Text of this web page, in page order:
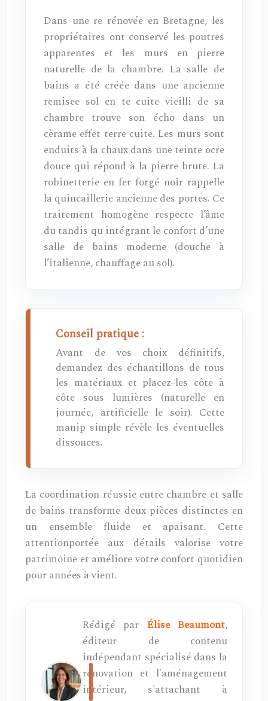
Dans une re rénovée en Bretagne, les
propriétaires ont conservé les poutres
apparentes et les murs en pierre
naturelle de la chambre. La salle de
bains a été créée dans une ancienne
remisee sol en te cuite vieilli de sa
chambre trouve son écho dans un
cèrame effet terre cuite. Les murs sont
enduits à la chaux dans une teinte ocre
douce qui répond à la pierre brute. La
robinetterie en fer forgé noir rappelle
la quincaillerie ancienne des portes. Ce
traitement homogène respecte l’âme
du tandis qu intégrant le confort d’une
salle de bains moderne (douche à
l’italienne, chauffage au sol).
Conseil pratique :
Avant de vos choix définitifs,
demandez des échantillons de tous
les matériaux et placez-les côte à
côte sous lumières (naturelle en
journée, artificielle le soir). Cette
manip simple révèle les éventuelles
dissonces.
La coordination réussie entre chambre et salle
de bains transforme deux pièces distinctes en
un ensemble fluide et apaisant. Cette
attentionportée aux détails valorise votre
patrimoine et améliore votre confort quotidien
pour années à vient.
Rédigé par Élise Beaumont,
éditeur de contenu
indépendant spécialisé dans la
rénovation et l'aménagement
intérieur, s'attachant à